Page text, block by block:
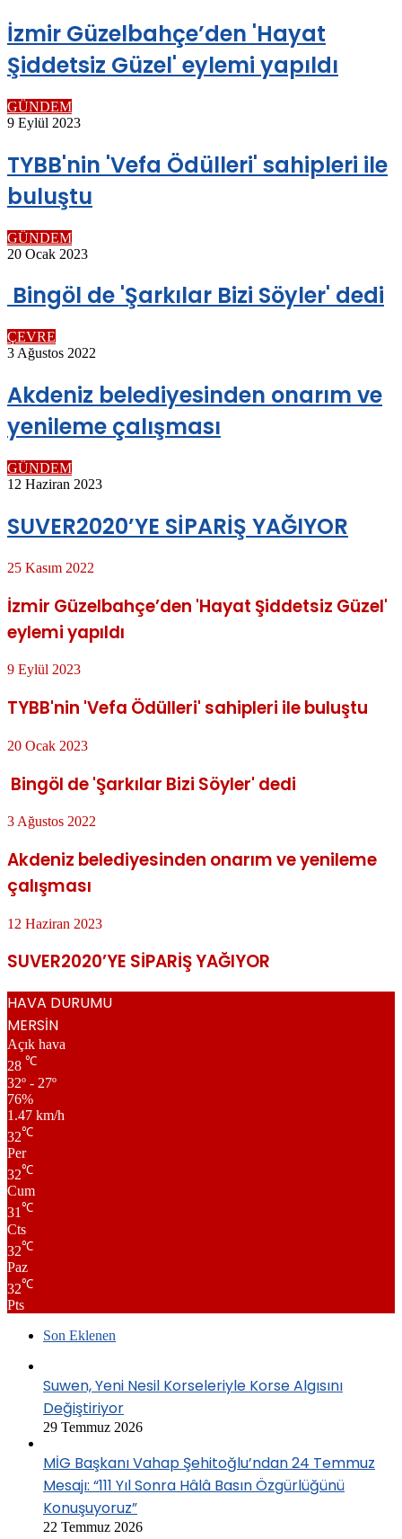
İzmir Güzelbahçe’den 'Hayat
Şiddetsiz Güzel' eylemi yapıldı
GÜNDEM
9 Eylül 2023
TYBB'nin 'Vefa Ödülleri' sahipleri ile
buluştu
GÜNDEM
20 Ocak 2023
Bingöl de 'Şarkılar Bizi Söyler' dedi
ÇEVRE
3 Ağustos 2022
Akdeniz belediyesinden onarım ve
yenileme çalışması
GÜNDEM
12 Haziran 2023
SUVER2020’YE SİPARİŞ YAĞIYOR
25 Kasım 2022
İzmir Güzelbahçe’den 'Hayat Şiddetsiz Güzel'
eylemi yapıldı
9 Eylül 2023
TYBB'nin 'Vefa Ödülleri' sahipleri ile buluştu
20 Ocak 2023
Bingöl de 'Şarkılar Bizi Söyler' dedi
3 Ağustos 2022
Akdeniz belediyesinden onarım ve yenileme
çalışması
12 Haziran 2023
SUVER2020’YE SİPARİŞ YAĞIYOR
HAVA DURUMU
MERSİN
Açık hava
28 ℃
32º - 27º
76%
1.47 km/h
32℃
Per
32℃
Cum
31℃
Cts
32℃
Paz
32℃
Pts
Son Eklenen
Suwen, Yeni Nesil Korseleriyle Korse Algısını
Değiştiriyor
29 Temmuz 2026
MİG Başkanı Vahap Şehitoğlu’ndan 24 Temmuz
Mesajı: “111 Yıl Sonra Hâlâ Basın Özgürlüğünü
Konuşuyoruz”
22 Temmuz 2026